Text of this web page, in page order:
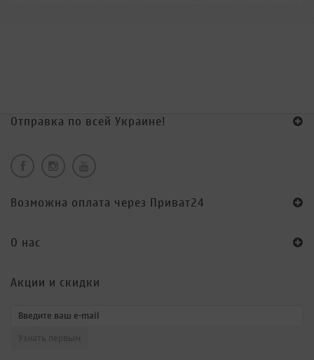
Отправка по всей Украине!
Возможна оплата через Приват24
O нас
Акции и скидки